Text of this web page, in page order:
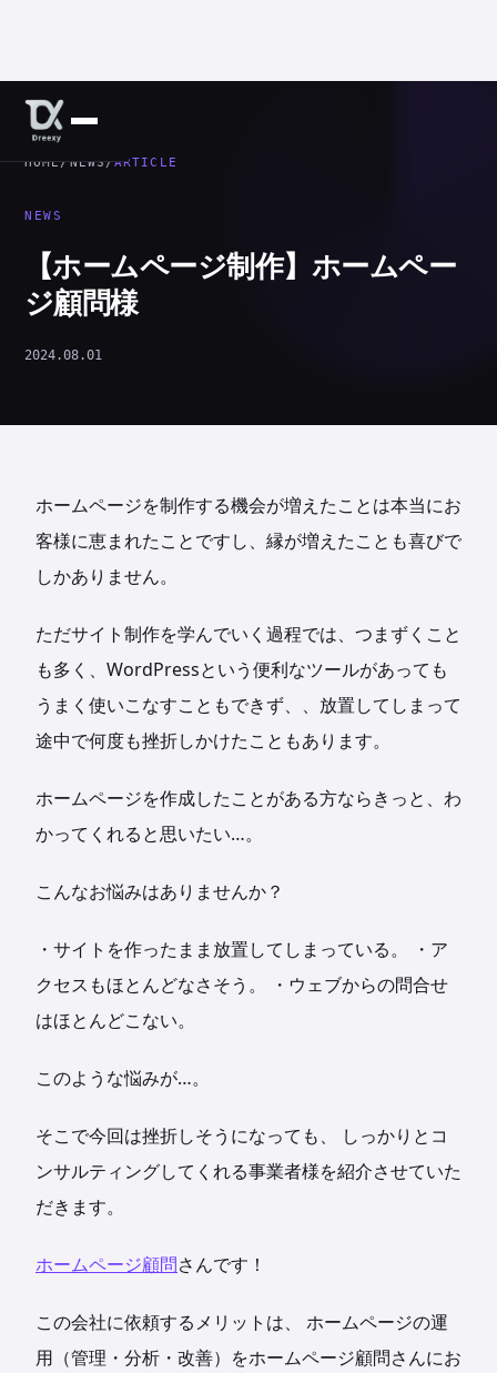
HOME/NEWS/ARTICLE
NEWS
【ホームページ制作】ホームペー
ジ顧問様
2024.08.01
ホームページを制作する機会が増えたことは本当にお
客様に恵まれたことですし、縁が増えたことも喜びで
しかありません。
ただサイト制作を学んでいく過程では、つまずくこと
も多く、WordPressという便利なツールがあっても
うまく使いこなすこともできず、、放置してしまって
途中で何度も挫折しかけたこともあります。
ホームページを作成したことがある方ならきっと、わ
かってくれると思いたい…。
こんなお悩みはありませんか？
・サイトを作ったまま放置してしまっている。 ・ア
クセスもほとんどなさそう。 ・ウェブからの問合せ
はほとんどこない。
このような悩みが…。
そこで今回は挫折しそうになっても、 しっかりとコ
ンサルティングしてくれる事業者様を紹介させていた
だきます。
ホームページ顧問さんです！
この会社に依頼するメリットは、 ホームページの運
用（管理・分析・改善）をホームページ顧問さんにお